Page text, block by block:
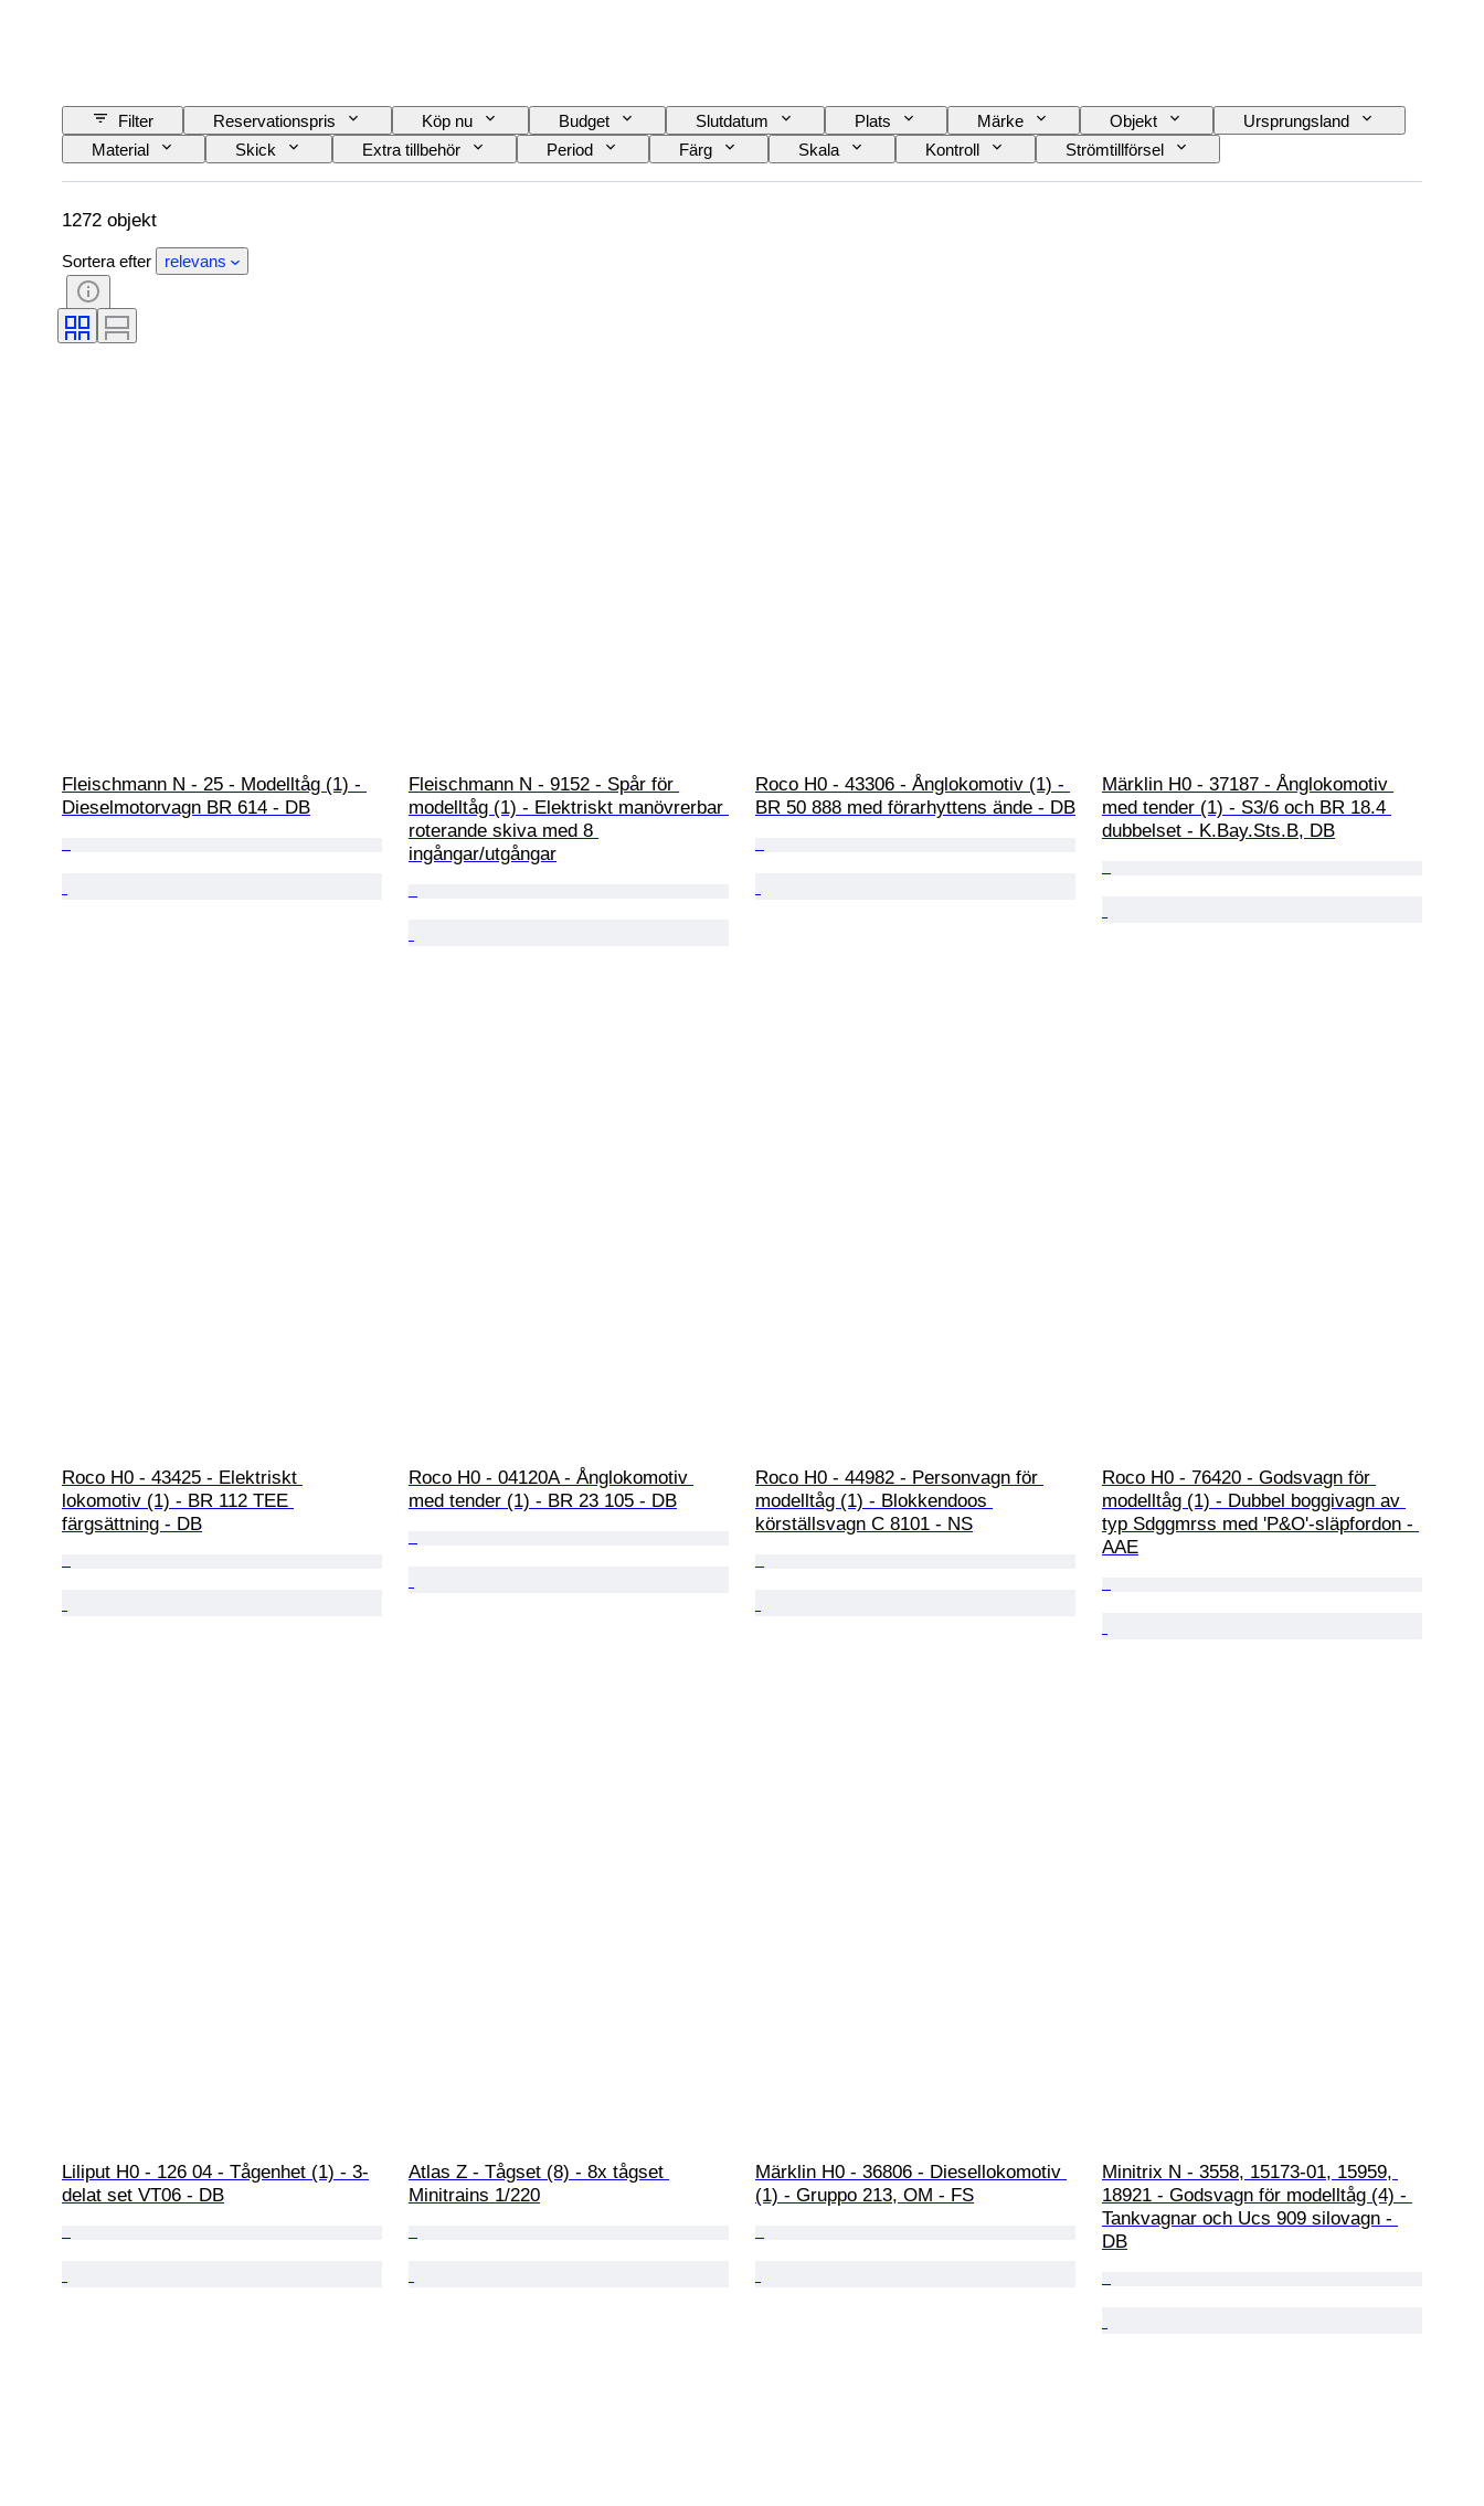
Filter Reservationspris Köp nu Budget Slutdatum Plats Märke Objekt
Ursprungsland
Material
Skick Extra tillbehör Period Färg Skala Kontroll
Strömtillförsel
Järnvägsföretag
Era
1272 objekt
Sortera efter relevans
Fleischmann N - 25 - Modelltåg (1) -
Dieselmotorvagn BR 614 - DB
Fleischmann N - 9152 - Spår för
modelltåg (1) - Elektriskt manövrerbar
roterande skiva med 8
ingångar/utgångar
Roco H0 - 43306 - Ånglokomotiv (1) -
BR 50 888 med förarhyttens ände - DB
Märklin H0 - 37187 - Ånglokomotiv
med tender (1) - S3/6 och BR 18.4
dubbelset - K.Bay.Sts.B, DB
Roco H0 - 43425 - Elektriskt
lokomotiv (1) - BR 112 TEE
färgsättning - DB
Roco H0 - 04120A - Ånglokomotiv
med tender (1) - BR 23 105 - DB
Roco H0 - 44982 - Personvagn för
modelltåg (1) - Blokkendoos
körställsvagn C 8101 - NS
Roco H0 - 76420 - Godsvagn för
modelltåg (1) - Dubbel boggivagn av
typ Sdggmrss med 'P&O'-släpfordon -
AAE
Liliput H0 - 126 04 - Tågenhet (1) - 3-
delat set VT06 - DB
Atlas Z - Tågset (8) - 8x tågset
Minitrains 1/220
Märklin H0 - 36806 - Diesellokomotiv
(1) - Gruppo 213, OM - FS
Minitrix N - 3558, 15173-01, 15959,
18921 - Godsvagn för modelltåg (4) -
Tankvagnar och Ucs 909 silovagn -
DB